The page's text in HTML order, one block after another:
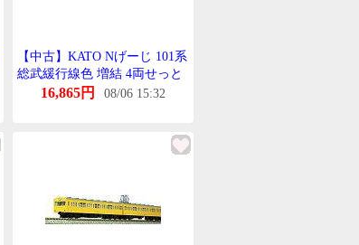
【中古】KATO Nげーじ 101系
総武緩行線色 増結 4両せっと
10-256 鉄道模型 電車 bme6fzu
16,865円 08/06 15:32